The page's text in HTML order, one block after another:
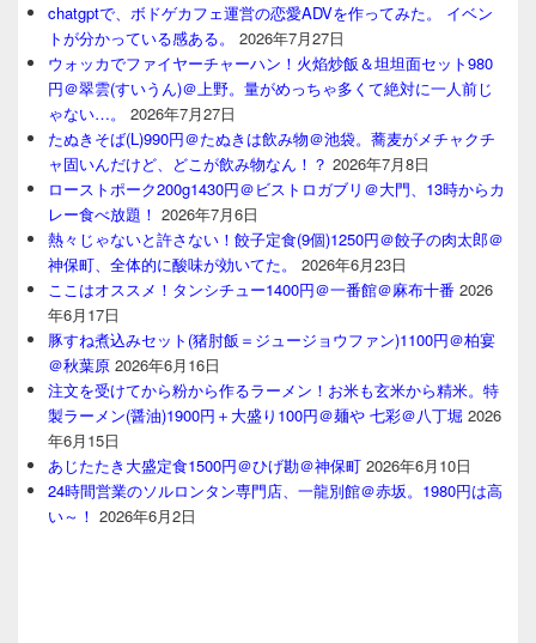
chatgptで、ボドゲカフェ運営の恋愛ADVを作ってみた。 イベン
トが分かっている感ある。
2026年7月27日
ウォッカでファイヤーチャーハン！火焰炒飯＆坦坦面セット980
円＠翠雲(すいうん)＠上野。量がめっちゃ多くて絶対に一人前じ
ゃない…。
2026年7月27日
たぬきそば(L)990円＠たぬきは飲み物＠池袋。蕎麦がメチャクチ
ャ固いんだけど、どこが飲み物なん！？ 2026年7月8日
ローストポーク200g1430円＠ビストロガブリ＠大門、13時からカ
レー食べ放題！ 2026年7月6日
熱々じゃないと許さない！餃子定食(9個)1250円＠餃子の肉太郎＠
神保町、全体的に酸味が効いてた。
2026年6月23日
ここはオススメ！タンシチュー1400円＠一番館＠麻布十番 2026
年6月17日
豚すね煮込みセット(猪肘飯＝ジュージョウファン)1100円＠柏宴
＠秋葉原 2026年6月16日
注文を受けてから粉から作るラーメン！お米も玄米から精米。特
製ラーメン(醤油)1900円＋大盛り100円＠麺や 七彩＠八丁堀 2026
年6月15日
あじたたき大盛定食1500円＠ひげ勘＠神保町 2026年6月10日
24時間営業のソルロンタン専門店、一龍別館＠赤坂。1980円は高
い～！ 2026年6月2日